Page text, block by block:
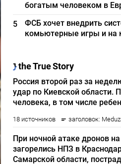
богатым человеком в
5
ФСБ хочет внедрить
комьютерные игры и на